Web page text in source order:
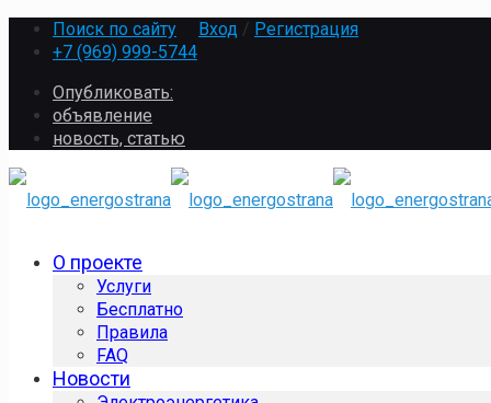
Поиск по сайту Вход / Регистрация
+7 (969) 999-5744
Опубликовать:
объявление
новость, статью
О проекте
Услуги
Бесплатно
Правила
FAQ
Новости